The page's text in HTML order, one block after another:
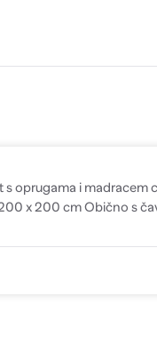
s oprugama i madracem
x 200 cm Obično s